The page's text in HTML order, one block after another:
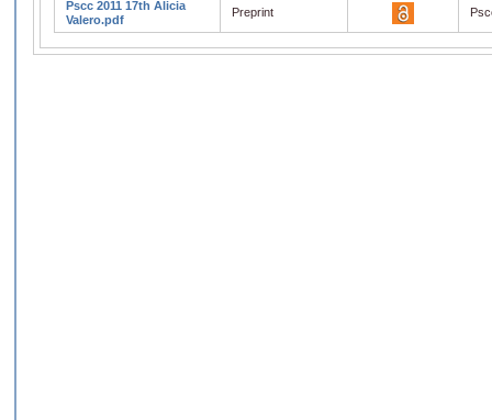
Pscc 2011 17th Alicia
Valero.pdf
Preprint